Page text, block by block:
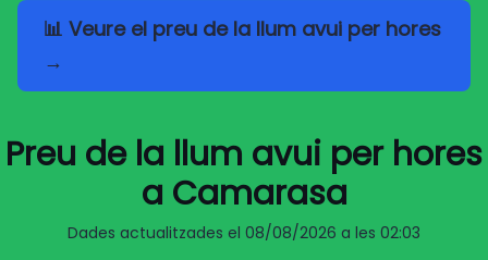
📊 Veure el preu de la llum avui per hores
→
Preu de la llum avui per hores
a Camarasa
Dades actualitzades el 08/08/2026 a les 02:03